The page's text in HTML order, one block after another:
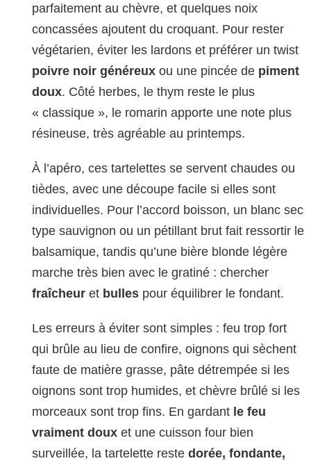
parfaitement au chèvre, et quelques noix
concassées ajoutent du croquant. Pour rester
végétarien, éviter les lardons et préférer un twist
poivre noir généreux ou une pincée de piment
doux. Côté herbes, le thym reste le plus
« classique », le romarin apporte une note plus
résineuse, très agréable au printemps.
À l’apéro, ces tartelettes se servent chaudes ou
tièdes, avec une découpe facile si elles sont
individuelles. Pour l’accord boisson, un blanc sec
type sauvignon ou un pétillant brut fait ressortir le
balsamique, tandis qu’une bière blonde légère
marche très bien avec le gratiné : chercher
fraîcheur et bulles pour équilibrer le fondant.
Les erreurs à éviter sont simples : feu trop fort
qui brûle au lieu de confire, oignons qui sèchent
faute de matière grasse, pâte détrempée si les
oignons sont trop humides, et chèvre brûlé si les
morceaux sont trop fins. En gardant le feu
vraiment doux et une cuisson four bien
surveillée, la tartelette reste dorée, fondante,